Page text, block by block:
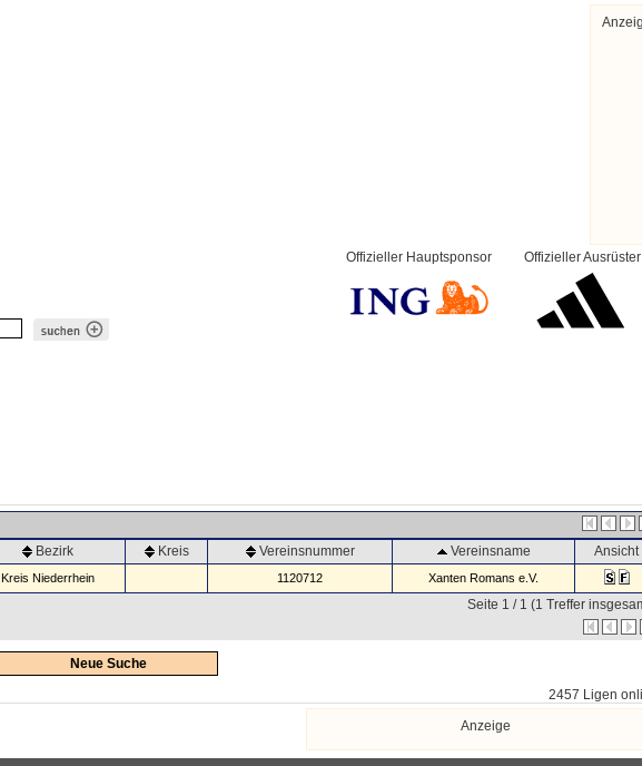
Offizieller Ausrüster
Offizieller Hauptsponsor
Bezirk Kreis Vereinsnummer Vereinsname Ansicht
Kreis Niederrhein 1120712 Xanten Romans e.V.
Seite 1 / 1 (1 Treffer
Neue Suche
2457 Ligen
Anzeige